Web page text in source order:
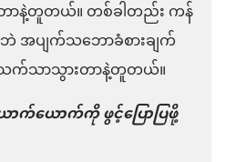
နဲ့တူတယ်။ တစ်ခါတည်း ကန်
အပျက်သဘောခံစားချက်
သက်သာသွားတာနဲ့တူတယ်။
ယောက်ကို ဖွင့်ပြောပြဖို့